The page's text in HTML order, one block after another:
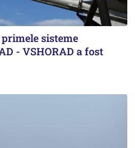
sisteme
- VSHORAD a fost